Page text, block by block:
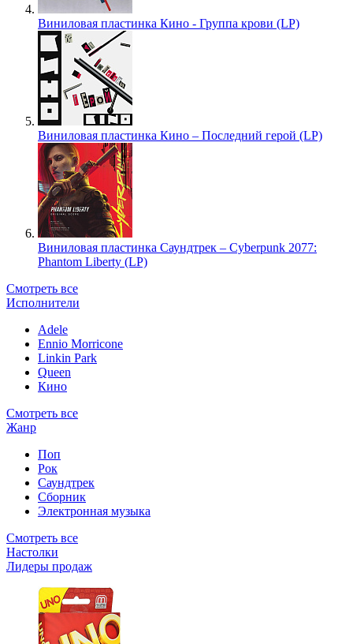
Виниловая пластинка Кино - Группа крови (LP)
Виниловая пластинка Кино – Последний герой (LP)
Виниловая пластинка Саундтрек – Cyberpunk 2077:
Phantom Liberty (LP)
Смотреть все
Исполнители
Adele
Ennio Morricone
Linkin Park
Queen
Кино
Смотреть все
Жанр
Поп
Рок
Саундтрек
Сборник
Электронная музыка
Смотреть все
Настолки
Лидеры продаж